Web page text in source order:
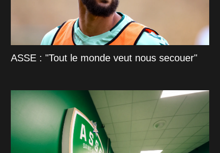
ASSE : "Tout le monde veut nous secouer"